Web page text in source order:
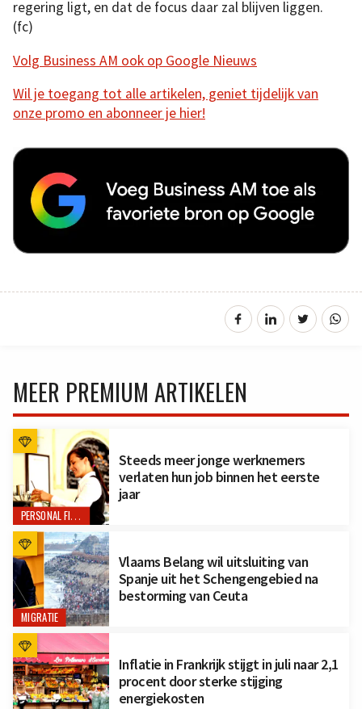
regering ligt, en dat de focus daar zal blijven liggen.
(fc)
Volg Business AM ook op Google Nieuws
Wil je toegang tot alle artikelen, geniet tijdelijk van
onze promo en abonneer je hier!
MEER PREMIUM ARTIKELEN
PERSONAL FINANCE
Steeds meer jonge werknemers
verlaten hun job binnen het eerste
jaar
MIGRATIE
Vlaams Belang wil uitsluiting van
Spanje uit het Schengengebied na
bestorming van Ceuta
Inflatie in Frankrijk stijgt in juli naar 2,1
procent door sterke stijging
energiekosten